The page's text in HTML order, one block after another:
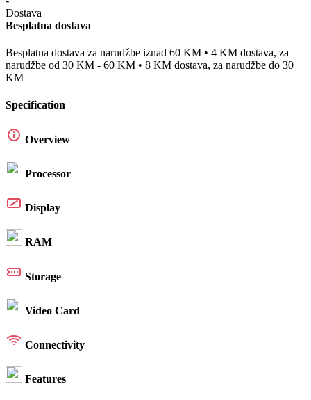
Besplatna dostava
Besplatna dostava za narudžbe iznad 60 KM • 4 KM dostava, za
narudžbe od 30 KM - 60 KM • 8 KM dostava, za narudžbe do 30
KM
Specification
Overview
Processor
Display
RAM
Storage
Video Card
Connectivity
Features